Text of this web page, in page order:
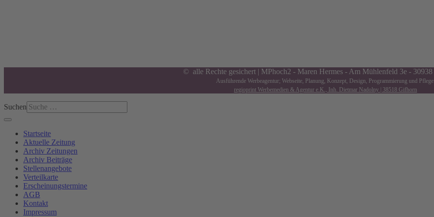
© alle Rechte gesichert | MPhoch2 - Maren Hermes - Am Mühlenfeld 3e -
Ausführende Werbeagentur; Webseite, Planung, Konzept, Design, Programmierung und Pflege:
regioprint Werbemedien & Agentur e.K., Inh. Dietmar Nadolny | 38518 Gifhorn
Suchen
Startseite
Aktuelle Zeitung
Archiv Zeitungen
Archiv Beiträge
Stellenangebote
Verteilkarte
Erscheinungstermine
AGB
Kontakt
Impressum